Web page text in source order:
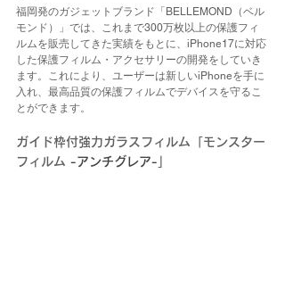
福岡発のガジェットブランド「BELLEMOND（ベル
モンド）」では、これまで300万枚以上の保護フィ
ルムを販売してきた実績をもとに、iPhone17に対応
した保護フィルム・アクセサリーの開発をしていき
ます。これにより、ユーザーは新しいiPhoneを手に
入れ、最高品質の保護フィルムでデバイスを守るこ
とができます。
ガイド枠付強力ガラスフィルム「モンスター
フィルム -アンチグレア-